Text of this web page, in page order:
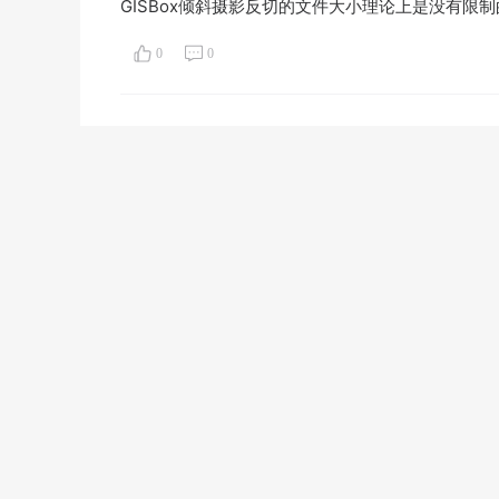
GISBox倾斜摄影反切的文件大小理论上是没有限
0 0